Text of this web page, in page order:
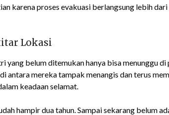
karena proses evakuasi berlangsung lebih
Lokasi
yang belum ditemukan hanya bisa menunggu
antara mereka tampak menangis dan terus
keadaan selamat.
hampir dua tahun. Sampai sekarang belum